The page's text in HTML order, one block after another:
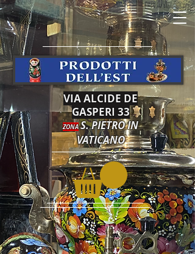
VIA ALCIDE DE
GASPERI 33
ZONA S. PIETRO IN
VATICANO